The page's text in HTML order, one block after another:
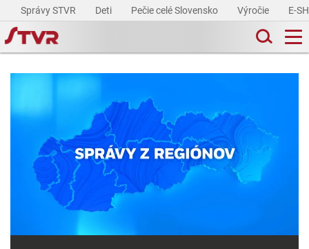
Správy STVR Deti Pečie celé Slovensko Výročie E-